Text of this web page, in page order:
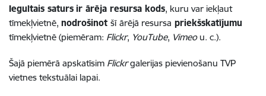
Iegultais saturs ir ārēja resursa kods, kuru var iekļaut
tīmekļvietnē, nodrošinot šī ārējā resursa priekšskatījumu
tīmekļvietnē (piemēram: Flickr, YouTube, Vimeou. c.).
Šajā piemērā apskatīsim Flickrgalerijas pievienošanu TVP
vietnes tekstuālai lapai.